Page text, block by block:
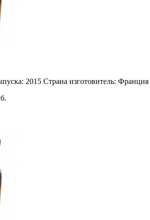
2015 Страна изготовитель: